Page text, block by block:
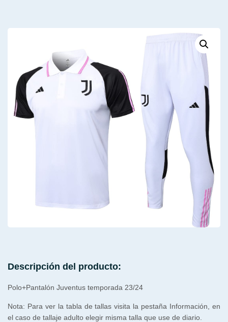
Descripción del producto:
Polo+Pantalón Juventus temporada 23/24
Nota: Para ver la tabla de tallas visita la pestaña Información, en
el caso de tallaje adulto elegir misma talla que use de diario.